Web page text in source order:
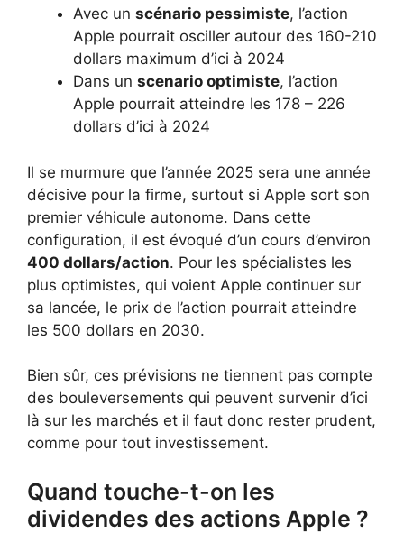
Avec un scénario pessimiste, l’action
Apple pourrait osciller autour des 160-210
dollars maximum d’ici à 2024
Dans un scenario optimiste, l’action
Apple pourrait atteindre les 178 – 226
dollars d’ici à 2024
Il se murmure que l’année 2025 sera une année
décisive pour la firme, surtout si Apple sort son
premier véhicule autonome. Dans cette
configuration, il est évoqué d’un cours d’environ
400 dollars/action. Pour les spécialistes les
plus optimistes, qui voient Apple continuer sur
sa lancée, le prix de l’action pourrait atteindre
les 500 dollars en 2030.
Bien sûr, ces prévisions ne tiennent pas compte
des bouleversements qui peuvent survenir d’ici
là sur les marchés et il faut donc rester prudent,
comme pour tout investissement.
Quand touche-t-on les
dividendes des actions Apple ?